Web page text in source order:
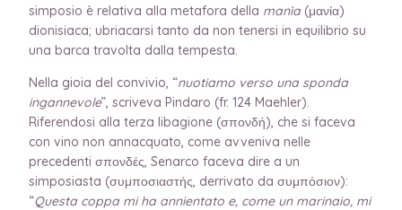
simposio è relativa alla metafora della manìa(μανία)
dionisiaca; ubriacarsi tanto da non tenersi in equilibrio su
una barca travolta dalla tempesta.
Nella gioia del convivio, “nuotiamo verso una sponda
ingannevole”, scriveva Pindaro (fr. 124 Maehler).
Riferendosi alla terza libagione (σπονδή), che si faceva
con vino non annacquato, come avveniva nelle
precedenti σπονδές, Senarco faceva dire a un
simposiasta (συμποσιαστής, derrivato da συμπόσιον):
“Questa coppa mi ha annientato e, come un marinaio, mi